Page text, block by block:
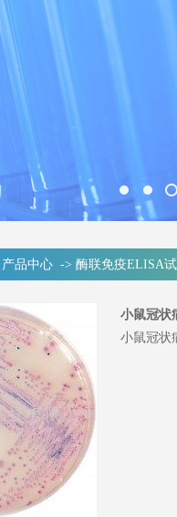
产品中心 -> 酶联免疫ELISA
小鼠冠状
小鼠冠状